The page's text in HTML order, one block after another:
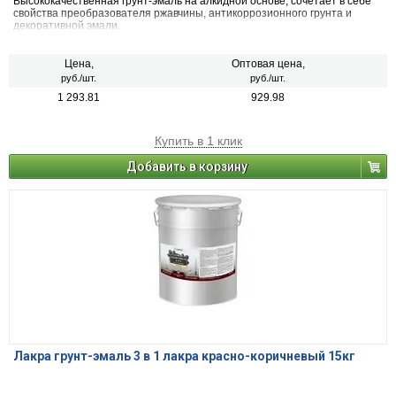
свойства преобразователя ржавчины, антикоррозионного грунта и
декоративной эмали.
Цена,
руб./шт.
Оптовая цена,
руб./шт.
1 293.81 929.98
Купить в 1 клик
Добавить в корзину
Лакра грунт-эмаль 3 в 1 лакра красно-коричневый 15кг